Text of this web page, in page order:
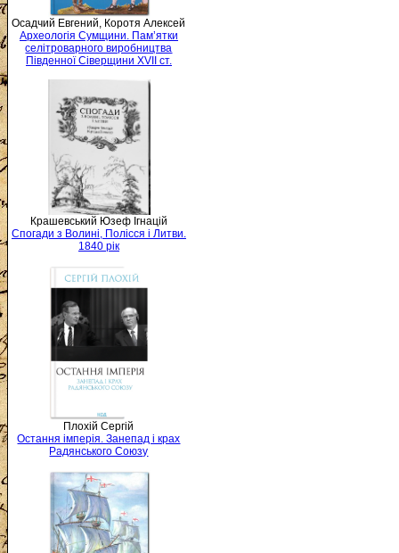
Осадчий Евгений, Коротя Алексей
Археологія Сумщини. Пам’ятки
селітроварного виробництва
Південної Сіверщини XVII ст.
Крашевський Юзеф Ігнацій
Спогади з Волині, Полісся і Литви.
1840 рік
Плохій Сергій
Остання імперія. Занепад і крах
Радянського Союзу